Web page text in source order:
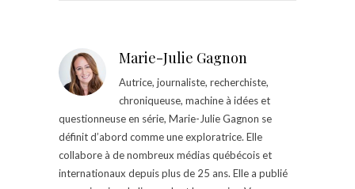
Marie-Julie Gagnon
Autrice, journaliste, recherchiste,
chroniqueuse, machine à idées et
questionneuse en série, Marie-Julie Gagnon se
définit d’abord comme une exploratrice. Elle
collabore à de nombreux médias québécois et
internationaux depuis plus de 25 ans. Elle a publié